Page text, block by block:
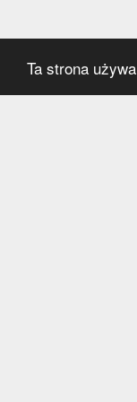
Ta strona